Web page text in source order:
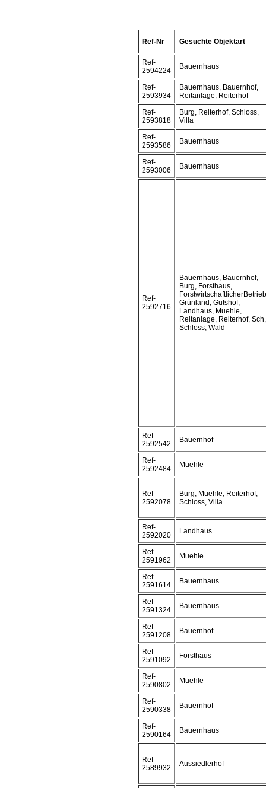
Ref-Nr Gesuchte Objektart
Ref-
2594224
Bauernhaus
Ref-
2593934
Bauernhaus, Bauernhof,
Reitanlage, Reiterhof
Ref-
2593818
Burg, Reiterhof, Schloss,
Villa
Ref-
2593586
Bauernhaus
Ref-
2593006
Bauernhaus
Ref-
2592716
Bauernhaus, Bauernhof,
Burg, Forsthaus,
Grünland, Gutshof,
Landhaus, Muehle,
Reitanlage, Reiterhof, Sch,
Schloss, Wald
Ref-
2592542
Bauernhof
Ref-
2592484
Muehle
Ref-
2592078
Burg, Muehle, Reiterhof,
Schloss, Villa
Ref-
2592020
Landhaus
Ref-
2591962
Muehle
Ref-
2591614
Bauernhaus
Ref-
2591324
Bauernhaus
Ref-
2591208
Bauernhof
Ref-
2591092
Forsthaus
Ref-
2590802
Muehle
Ref-
2590338
Bauernhof
Ref-
2590164
Bauernhaus
Ref-
2589932
Aussiedlerhof